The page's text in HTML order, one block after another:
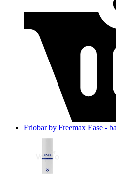
Friobar by Freemax Ease -